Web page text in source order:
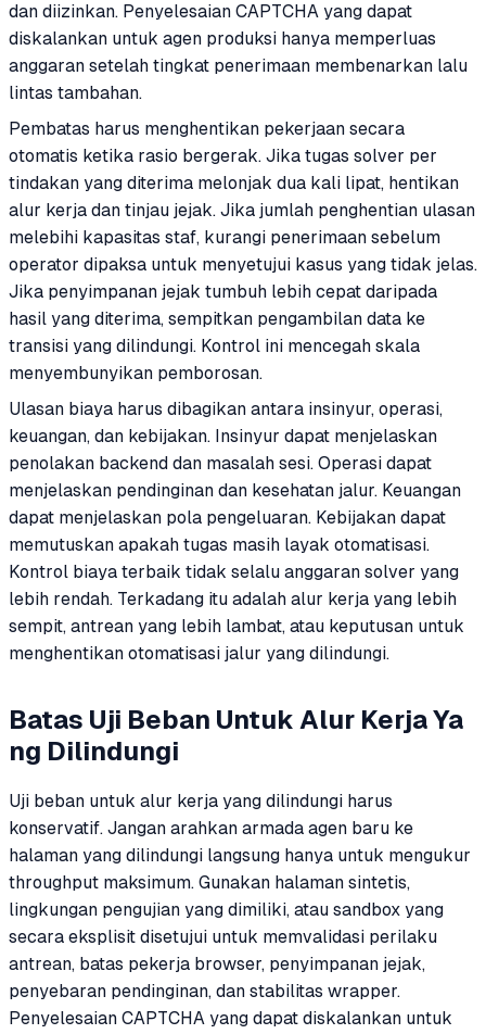
dan diizinkan. Penyelesaian CAPTCHA yang dapat
diskalankan untuk agen produksi hanya memperluas
anggaran setelah tingkat penerimaan membenarkan lalu
lintas tambahan.
Pembatas harus menghentikan pekerjaan secara
otomatis ketika rasio bergerak. Jika tugas solver per
tindakan yang diterima melonjak dua kali lipat, hentikan
alur kerja dan tinjau jejak. Jika jumlah penghentian ulasan
melebihi kapasitas staf, kurangi penerimaan sebelum
operator dipaksa untuk menyetujui kasus yang tidak jelas.
Jika penyimpanan jejak tumbuh lebih cepat daripada
hasil yang diterima, sempitkan pengambilan data ke
transisi yang dilindungi. Kontrol ini mencegah skala
menyembunyikan pemborosan.
Ulasan biaya harus dibagikan antara insinyur, operasi,
keuangan, dan kebijakan. Insinyur dapat menjelaskan
penolakan backend dan masalah sesi. Operasi dapat
menjelaskan pendinginan dan kesehatan jalur. Keuangan
dapat menjelaskan pola pengeluaran. Kebijakan dapat
memutuskan apakah tugas masih layak otomatisasi.
Kontrol biaya terbaik tidak selalu anggaran solver yang
lebih rendah. Terkadang itu adalah alur kerja yang lebih
sempit, antrean yang lebih lambat, atau keputusan untuk
menghentikan otomatisasi jalur yang dilindungi.
Batas Uji Beban Untuk Alur Kerja Ya
ng Dilindungi
Uji beban untuk alur kerja yang dilindungi harus
konservatif. Jangan arahkan armada agen baru ke
halaman yang dilindungi langsung hanya untuk mengukur
throughput maksimum. Gunakan halaman sintetis,
lingkungan pengujian yang dimiliki, atau sandbox yang
secara eksplisit disetujui untuk memvalidasi perilaku
antrean, batas pekerja browser, penyimpanan jejak,
penyebaran pendinginan, dan stabilitas wrapper.
Penyelesaian CAPTCHA yang dapat diskalankan untuk